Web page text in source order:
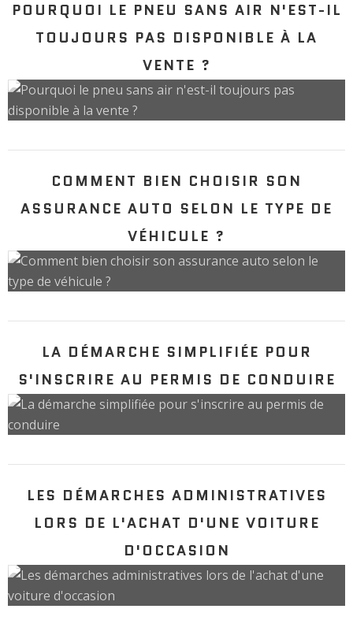
POURQUOI LE PNEU SANS AIR N'EST-IL
TOUJOURS PAS DISPONIBLE À LA
VENTE ?
COMMENT BIEN CHOISIR SON
ASSURANCE AUTO SELON LE TYPE DE
VÉHICULE ?
LA DÉMARCHE SIMPLIFIÉE POUR
S'INSCRIRE AU PERMIS DE CONDUIRE
LES DÉMARCHES ADMINISTRATIVES
LORS DE L'ACHAT D'UNE VOITURE
D'OCCASION